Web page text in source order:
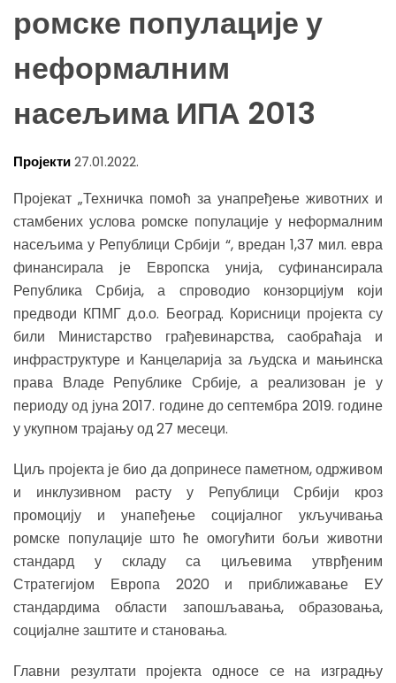
ромске популације у
неформалним
насељима ИПА 2013
Пројекти27.01.2022.
Пројекат „Техничка помоћ за унапређење животних и
стамбених услова ромске популације у неформалним
насељима у Републици Србији “, вредан 1,37 мил. евра
финансирала је Европска унија, суфинансирала
Република Србија, а спроводио конзорцијум који
предводи КПМГ д.о.о. Београд. Корисници пројекта су
били Министарство грађевинарства, саобраћаја и
инфраструктуре и Канцеларија за људска и мањинска
права Владе Републике Србије, а реализован је у
периоду од јуна 2017. године до септембра 2019. године
у укупном трајању од 27 месеци.
Циљ пројекта је био да допринесе паметном, одрживом
и инклузивном расту у Републици Србији кроз
промоцију и унапеђење социјалног укључивања
ромске популације што ће омогућити бољи животни
стандард у складу са циљевима утврђеним
Стратегијом Европа 2020 и приближавање ЕУ
стандардима области запошљавања, образовања,
социјалне заштите и становања.
Главни резултати пројекта односе се на изградњу